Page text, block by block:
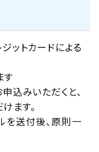
ットカードによる
す
込みいただくと、
ます。
送付後、原則一